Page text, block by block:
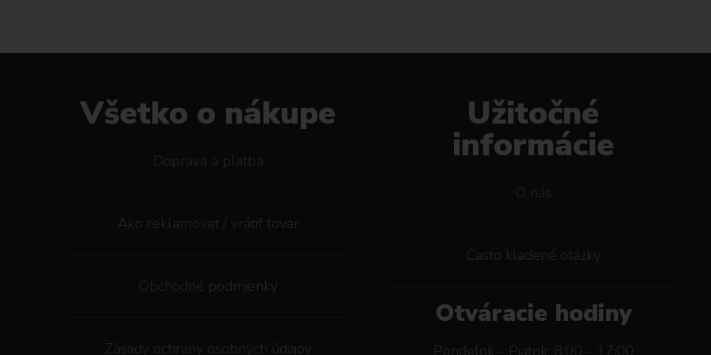
Všetko o nákupe
Doprava a platba
Ako reklamovat / vrátiť tovar
Obchodné podmienky
Zásady ochrany osobných údajov
Užitočné
informácie
O nás
Často kladené otázky
Otváracie hodiny
Pondelok - Piatok: 8:00 - 17:00